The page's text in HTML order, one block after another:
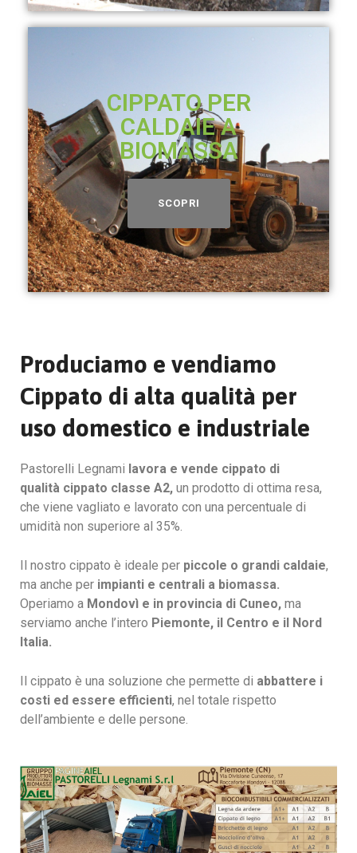
CIPPATO PER
CALDAIE A
BIOMASSA
SCOPRI
Produciamo e vendiamo
Cippato di alta qualità per
uso domestico e industriale
Pastorelli Legnami lavora e vende cippato di
qualità cippato classe A2, un prodotto di ottima resa,
che viene vagliato e lavorato con una percentuale di
umidità non superiore al 35%.
Il nostro cippato è ideale per piccole o grandi caldaie,
ma anche per impianti e centrali a biomassa.
Operiamo a Mondovì e in provincia di Cuneo, ma
serviamo anche l’intero Piemonte, il Centro e il Nord
Italia.
Il cippato è una soluzione che permette di abbattere i
costi ed essere efficienti, nel totale rispetto
dell’ambiente e delle persone.